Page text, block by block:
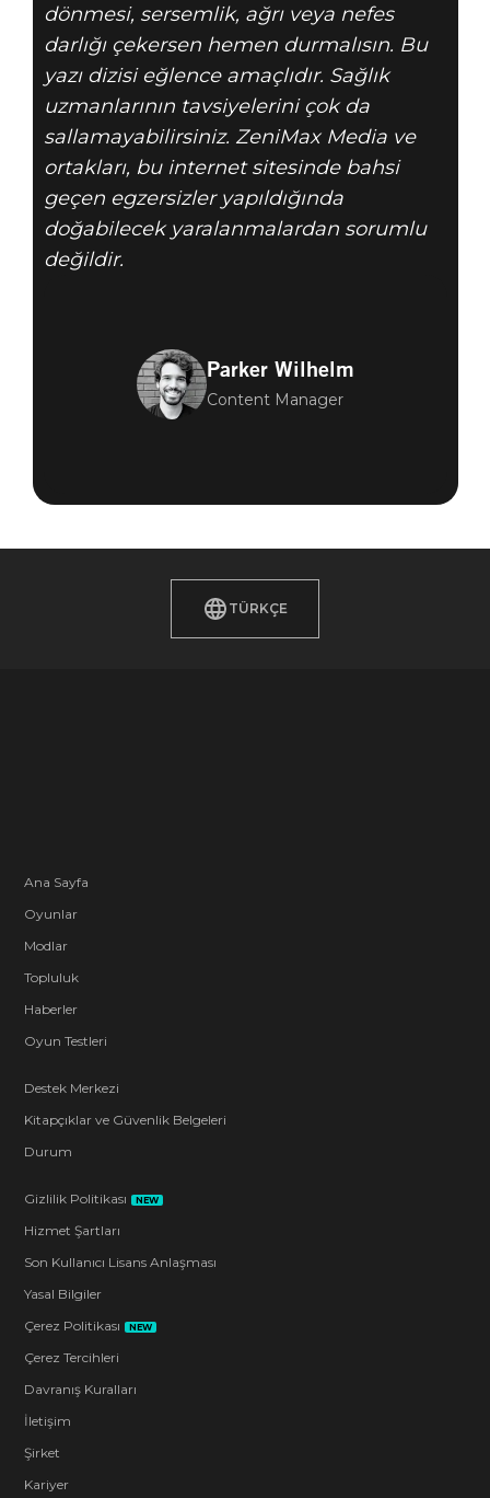
dönmesi, sersemlik, ağrı veya nefes
darlığı çekersen hemen durmalısın. Bu
yazı dizisi eğlence amaçlıdır. Sağlık
uzmanlarının tavsiyelerini çok da
sallamayabilirsiniz. ZeniMax Media ve
ortakları, bu internet sitesinde bahsi
geçen egzersizler yapıldığında
doğabilecek yaralanmalardan sorumlu
değildir.
Parker Wilhelm
Content Manager
TÜRKÇE
Ana Sayfa
Oyunlar
Modlar
Topluluk
Haberler
Oyun Testleri
Destek Merkezi
Kitapçıklar ve Güvenlik Belgeleri
Durum
Gizlilik Politikası NEW
Hizmet Şartları
Son Kullanıcı Lisans Anlaşması
Yasal Bilgiler
Çerez Politikası
NEW
Çerez Tercihleri
Davranış Kuralları
İletişim
Şirket
Kariyer